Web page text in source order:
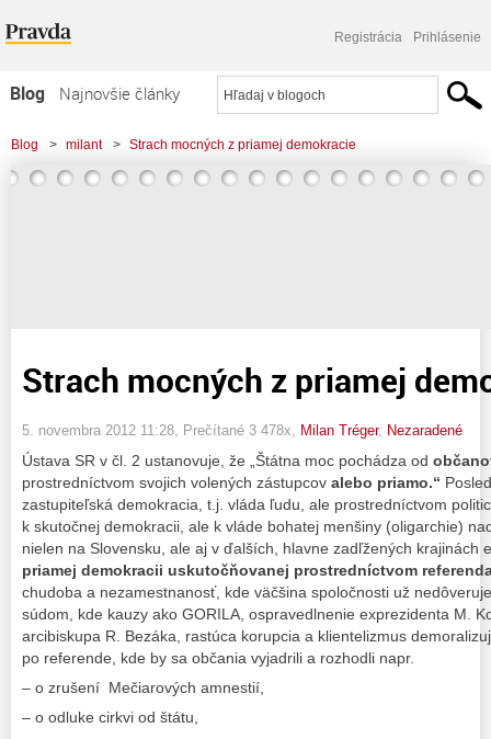
Registrácia Prihlásenie
Blog
Najnovšie články
Najčítanejšie články
Najkomentovanejšie články
Blog > milant > Strach mocných z priamej demokracie
Strach mocných z priamej
5. novembra 2012 11:28 , Prečítané 3 478x, Milan Tréger, Nezaradené
Ústava SR v čl. 2 ustanovuje, že „Štátna moc pochádza od
prostredníctvom svojich volených zástupcov alebo priamo.“
zastupiteľská demokracia, t.j. vláda ľudu, ale prostredníctvom
k skutočnej demokracii, ale k vláde bohatej menšiny (oligarchie)
nielen na Slovensku, ale aj v ďalších, hlavne zadľžených krajinách
priamej demokracii uskutočňovanej prostredníctvom
chudoba a nezamestnanosť, kde väčšina spoločnosti už
súdom, kde kauzy ako GORILA, ospravedlnenie exprezidenta M.
arcibiskupa R. Bezáka, rastúca korupcia a klientelizmus
po referende, kde by sa občania vyjadrili a rozhodli napr.
– o zrušení Mečiarových amnestií,
– o odluke cirkvi od štátu,